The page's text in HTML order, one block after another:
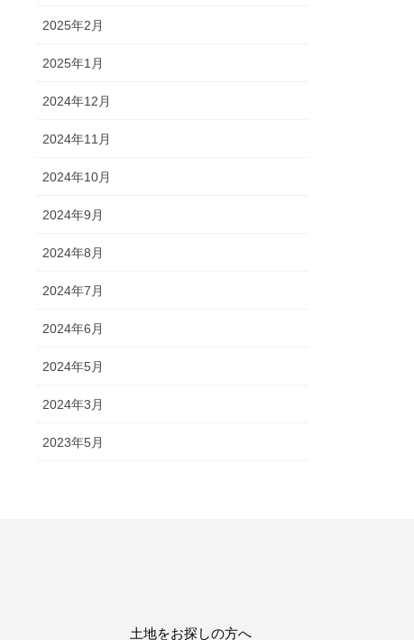
2025年2月
2025年1月
2024年12月
2024年11月
2024年10月
2024年9月
2024年8月
2024年7月
2024年6月
2024年5月
2024年3月
2023年5月
土地をお探しの方へ